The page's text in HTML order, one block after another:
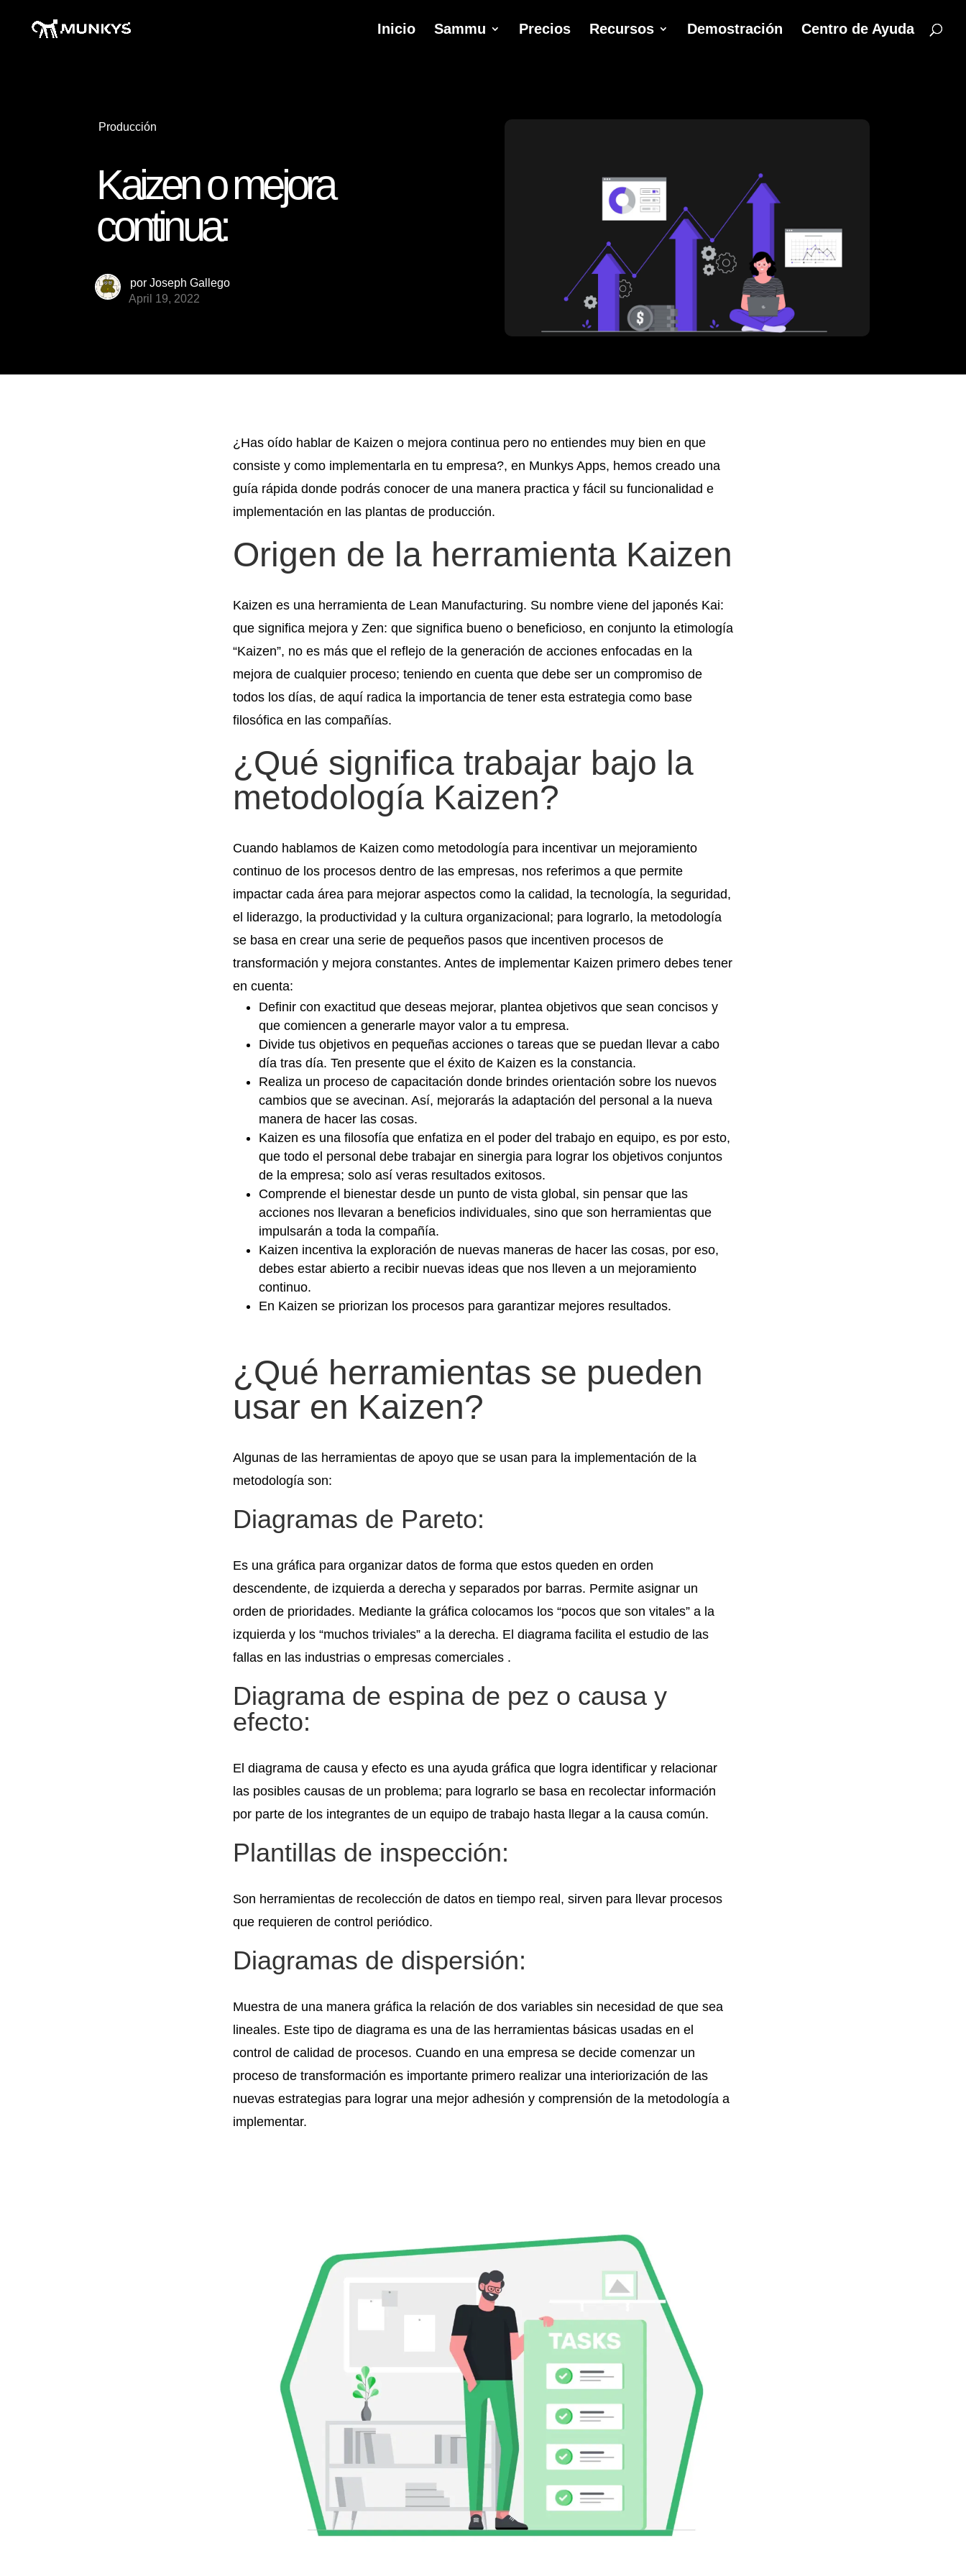
Inicio Sammu Precios Recursos Demostración Centro de Ayuda
Producción
Kaizen o mejora
continua:
porJoseph Gallego
April 19, 2022
¿Has oído hablar de Kaizen o mejora continua pero no entiendes muy bien en que
consiste y como implementarla en tu empresa?, en Munkys Apps, hemos creado una
guía rápida donde podrás conocer de una manera practica y fácil su funcionalidad e
implementación en las plantas de producción.
Origen de la herramienta Kaizen
Kaizen es una herramienta de Lean Manufacturing. Su nombre viene del japonés Kai:
que significa mejora y Zen: que significa bueno o beneficioso, en conjunto la etimología
“Kaizen”, no es más que el reflejo de la generación de acciones enfocadas en la
mejora de cualquier proceso; teniendo en cuenta que debe ser un compromiso de
todos los días, de aquí radica la importancia de tener esta estrategia como base
filosófica en las compañías.
¿Qué significa trabajar bajo la
metodología Kaizen?
Cuando hablamos de Kaizen como metodología para incentivar un mejoramiento
continuo de los procesos dentro de las empresas, nos referimos a que permite
impactar cada área para mejorar aspectos como la calidad, la tecnología, la seguridad,
el liderazgo, la productividad y la cultura organizacional; para lograrlo, la metodología
se basa en crear una serie de pequeños pasos que incentiven procesos de
transformación y mejora constantes. Antes de implementar Kaizen primero debes tener
en cuenta:
Definir con exactitud que deseas mejorar, plantea objetivos que sean concisos y
que comiencen a generarle mayor valor a tu empresa.
Divide tus objetivos en pequeñas acciones o tareas que se puedan llevar a cabo
día tras día. Ten presente que el éxito de Kaizen es la constancia.
Realiza un proceso de capacitación donde brindes orientación sobre los nuevos
cambios que se avecinan. Así, mejorarás la adaptación del personal a la nueva
manera de hacer las cosas.
Kaizen es una filosofía que enfatiza en el poder del trabajo en equipo, es por esto,
que todo el personal debe trabajar en sinergia para lograr los objetivos conjuntos
de la empresa; solo así veras resultados exitosos.
Comprende el bienestar desde un punto de vista global, sin pensar que las
acciones nos llevaran a beneficios individuales, sino que son herramientas que
impulsarán a toda la compañía.
Kaizen incentiva la exploración de nuevas maneras de hacer las cosas, por eso,
debes estar abierto a recibir nuevas ideas que nos lleven a un mejoramiento
continuo.
En Kaizen se priorizan los procesos para garantizar mejores resultados.
¿Qué herramientas se pueden
usar en Kaizen?
Algunas de las herramientas de apoyo que se usan para la implementación de la
metodología son:
Diagramas de Pareto:
Es una gráfica para organizar datos de forma que estos queden en orden
descendente, de izquierda a derecha y separados por barras. Permite asignar un
orden de prioridades. Mediante la gráfica colocamos los “pocos que son vitales” a la
izquierda y los “muchos triviales” a la derecha. El diagrama facilita el estudio de las
fallas en las industrias o empresas comerciales .
Diagrama de espina de pez o causa y
efecto:
El diagrama de causa y efecto es una ayuda gráfica que logra identificar y relacionar
las posibles causas de un problema; para lograrlo se basa en recolectar información
por parte de los integrantes de un equipo de trabajo hasta llegar a la causa común.
Plantillas de inspección:
Son herramientas de recolección de datos en tiempo real, sirven para llevar procesos
que requieren de control periódico.
Diagramas de dispersión:
Muestra de una manera gráfica la relación de dos variables sin necesidad de que sea
lineales. Este tipo de diagrama es una de las herramientas básicas usadas en el
control de calidad de procesos. Cuando en una empresa se decide comenzar un
proceso de transformación es importante primero realizar una interiorización de las
nuevas estrategias para lograr una mejor adhesión y comprensión de la metodología a
implementar.